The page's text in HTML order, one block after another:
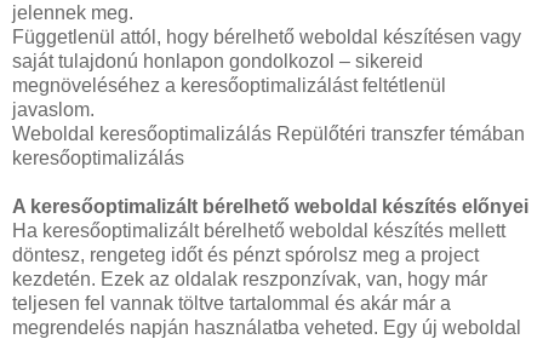
jelennek meg.
Függetlenül attól, hogy bérelhető weboldal készítésen vagy
saját tulajdonú honlapon gondolkozol – sikereid
megnöveléséhez a keresőoptimalizálást feltétlenül
javaslom.
Weboldal keresőoptimalizálás Repülőtéri transzfer témában
keresőoptimalizálás
A keresőoptimalizált bérelhető weboldal készítés előnyei
Ha keresőoptimalizált bérelhető weboldal készítés mellett
döntesz, rengeteg időt és pénzt spórolsz meg a project
kezdetén. Ezek az oldalak reszponzívak, van, hogy már
teljesen fel vannak töltve tartalommal és akár már a
megrendelés napján használatba veheted. Egy új weboldal